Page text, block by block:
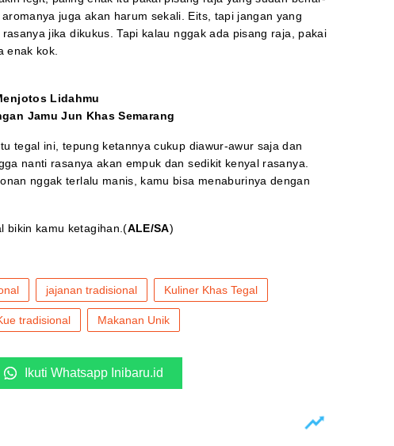
juga akan harum sekali. Eits, tapi jangan yang
jika dikukus. Tapi kalau nggak ada pisang raja, pakai
enak kok.
Lidahmu
Jamu Jun Khas Semarang
tegal ini, tepung ketannya cukup diawur-awur saja dan
nanti rasanya akan empuk dan sedikit kenyal rasanya.
nggak terlalu manis, kamu bisa menaburinya dengan
bikin kamu ketagihan.(ALE/SA)
jajanan tradisional Kuliner Khas Tegal
tradisional Makanan Unik
Ikuti Whatsapp Inibaru.id